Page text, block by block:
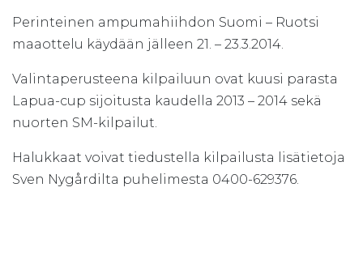
Perinteinen ampumahiihdon Suomi – Ruotsi
maaottelu käydään jälleen 21. – 23.3.2014.
Valintaperusteena kilpailuun ovat kuusi parasta
Lapua-cup sijoitusta kaudella 2013 – 2014 sekä
nuorten SM-kilpailut.
Halukkaat voivat tiedustella kilpailusta lisätietoja
Sven Nygårdilta puhelimesta 0400-629376.